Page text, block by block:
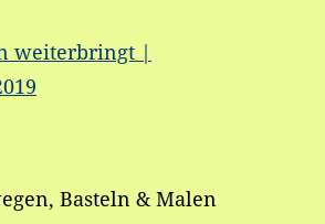
weiterbringt |
Basteln & Malen